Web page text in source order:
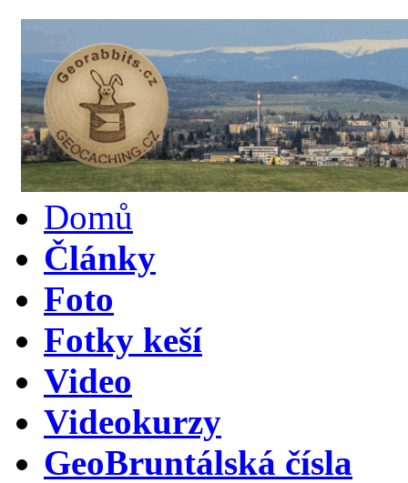
Domů
Články
Foto
Fotky keší
Video
Videokurzy
GeoBruntálská čísla